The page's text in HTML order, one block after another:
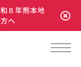
８年熊本地
へ